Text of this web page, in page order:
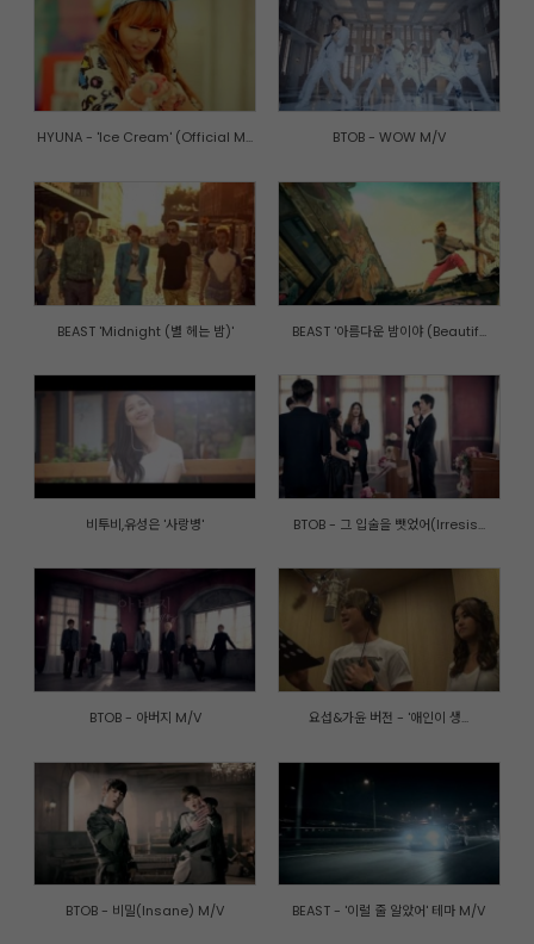
HYUNA - 'Ice Cream' (Official M... BTOB - WOW M/V
BEAST 'Midnight (별 헤는 밤)' BEAST '아름다운 밤이야 (Beautif...
비투비,유성은 '사랑병' BTOB - 그 입술을 뺏었어(Irresis...
BTOB - 아버지 M/V 요섭&가윤 버전 - '애인이 생...
BTOB - 비밀(Insane) M/V BEAST - '이럴 줄 알았어' 테마 M/V
개인정보취급방침 이메일주소 무단수집거부|내부자신고제도
© CUBE ENTERTAINMENT. All rights reserved.